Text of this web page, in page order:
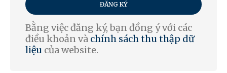
ĐĂNG KÝ
Bằng việc đăng ký, bạn đồng ý với các
điều khoản và chính sách thu thập dữ
liệu của website.